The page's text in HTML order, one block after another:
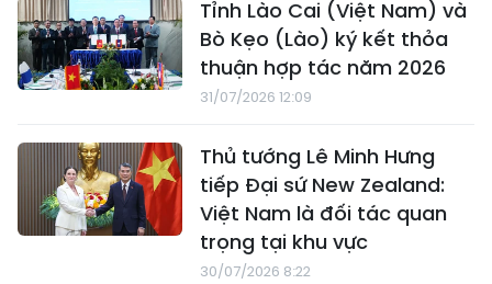
Tỉnh Lào Cai (Việt Nam) và
Bò Kẹo (Lào) ký kết thỏa
thuận hợp tác năm 2026
31/07/2026 12:09
Thủ tướng Lê Minh Hưng
tiếp Đại sứ New Zealand:
Việt Nam là đối tác quan
trọng tại khu vực
30/07/2026 8:22